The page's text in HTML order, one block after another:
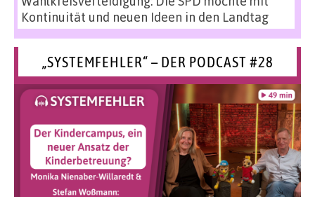
Kontinuität und neuen Ideen in den Landtag
„SYSTEMFEHLER“ – DER PODCAST #28